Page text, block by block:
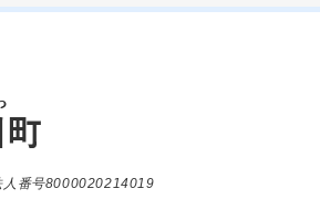
人番号8000020214019